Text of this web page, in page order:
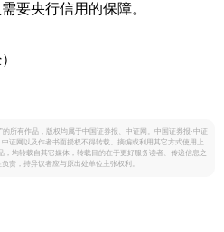
要央行信用的保障。
所有作品，版权均属于中国证券报、中证网。中国证券报·中证
证网以及作者书面授权不得转载、摘编或利用其它方式使用上
，均转载自其它媒体，转载目的在于更好服务读者、传递信息之
责，持异议者应与原出处单位主张权利。